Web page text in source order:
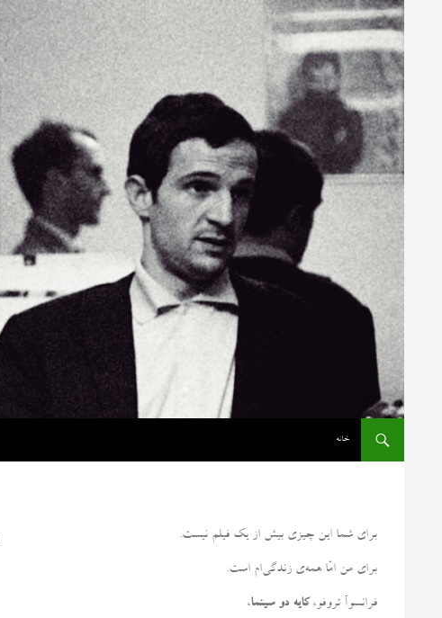
خانه
برای شما این چیزی بیش از یک فیلم نیست.
برای من امّا همه‌ی زندگی‌ام است.
فرانسوآ تروفو، کایه دو سینما،